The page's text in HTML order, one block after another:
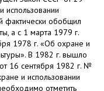
фактически обобщил
а с 1 марта 1979 г.
1978 г. «Об охране и
В 1982 г. вышло
16 сентября 1982 г. №
и использовании
отметить